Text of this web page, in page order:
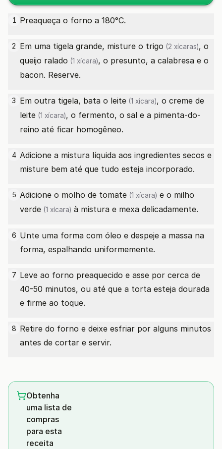
1 Preaqueça o forno a 180°C.
2 Em uma tigela grande, misture o trigo (2 xícaras), o
queijo ralado (1 xícara), o presunto, a calabresa e o
bacon. Reserve.
3 Em outra tigela, bata o leite (1 xícara), o creme de
leite (1 xícara), o fermento, o sal e a pimenta-do-
reino até ficar homogêneo.
4 Adicione a mistura líquida aos ingredientes secos e
misture bem até que tudo esteja incorporado.
5 Adicione o molho de tomate (1 xícara) e o milho
verde (1 xícara) à mistura e mexa delicadamente.
6 Unte uma forma com óleo e despeje a massa na
forma, espalhando uniformemente.
7 Leve ao forno preaquecido e asse por cerca de
40-50 minutos, ou até que a torta esteja dourada
e firme ao toque.
8 Retire do forno e deixe esfriar por alguns minutos
antes de cortar e servir.
Obtenha
uma lista de
compras
para esta
receita